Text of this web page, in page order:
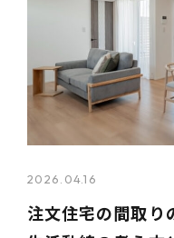
2026.04.16
注文住宅の間取り